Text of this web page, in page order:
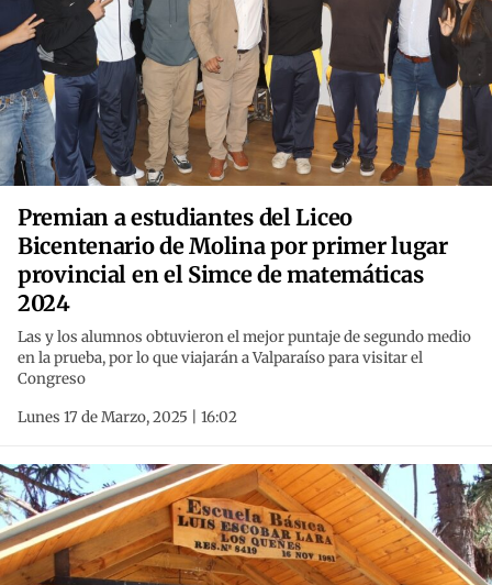
Premian a estudiantes del Liceo
Bicentenario de Molina por primer lugar
provincial en el Simce de matemáticas
2024
Las y los alumnos obtuvieron el mejor puntaje de segundo medio
en la prueba, por lo que viajarán a Valparaíso para visitar el
Congreso
Lunes 17 de Marzo, 2025 | 16:02